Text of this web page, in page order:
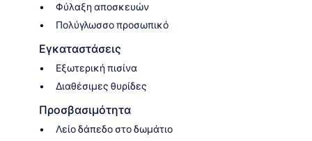
Φύλαξη αποσκευών
Πολύγλωσσο προσωπικό
Εγκαταστάσεις
Εξωτερική πισίνα
Διαθέσιμες θυρίδες
Προσβασιμότητα
Λείο δάπεδο στο δωμάτιο